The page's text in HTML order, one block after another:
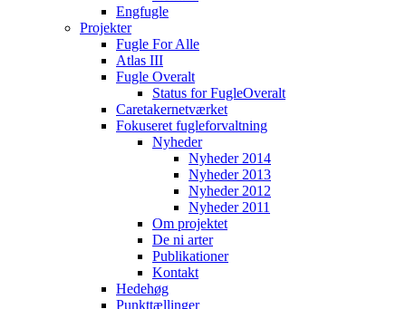
Engfugle
Projekter
Fugle For Alle
Atlas III
Fugle Overalt
Status for FugleOveralt
Caretakernetværket
Fokuseret fugleforvaltning
Nyheder
Nyheder 2014
Nyheder 2013
Nyheder 2012
Nyheder 2011
Om projektet
De ni arter
Publikationer
Kontakt
Hedehøg
Punkttællinger